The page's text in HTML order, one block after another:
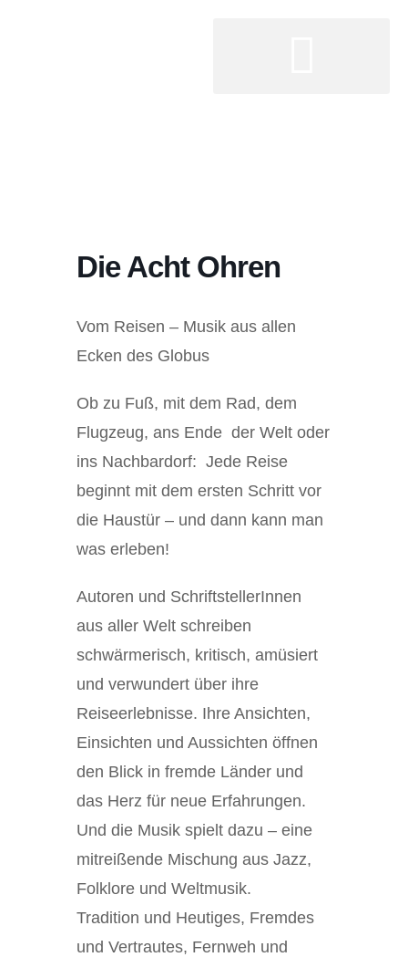
Die Acht Ohren
Vom Reisen – Musik aus allen
Ecken des Globus
Ob zu Fuß, mit dem Rad, dem
Flugzeug, ans Ende der Welt oder
ins Nachbardorf: Jede Reise
beginnt mit dem ersten Schritt vor
die Haustür – und dann kann man
was erleben!
Autoren und SchriftstellerInnen
aus aller Welt schreiben
schwärmerisch, kritisch, amüsiert
und verwundert über ihre
Reiseerlebnisse. Ihre Ansichten,
Einsichten und Aussichten öffnen
den Blick in fremde Länder und
das Herz für neue Erfahrungen.
Und die Musik spielt dazu – eine
mitreißende Mischung aus Jazz,
Folklore und Weltmusik.
Tradition und Heutiges, Fremdes
und Vertrautes, Fernweh und